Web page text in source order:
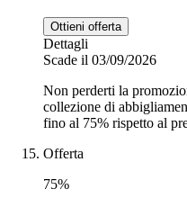
Ottieni offerta
Dettagli
Scade il 03/09/2026
Non perderti la
collezione di
fino al 75% rispetto al
Offerta
75%